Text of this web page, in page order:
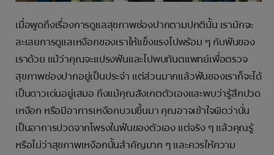
เมื่อพูดถึงเรื่องการดูแลสุขภาพช่องปากตามปกตินั้น เรามักจะ
ละเลยการดูแลเหงือกของเราให้แข็งแรงไปพร้อม ๆ กับฟันของ
เราด้วย แม้ว่าคุณจะแปรงฟันและไปพบทันตแพทย์เพื่อตรวจ
สุขภาพช่องปากอยู่เป็นประจำ แต่ส่วนมากแล้วฟันของเราก็จะได้
เป็นดาวเด่นอยู่เสมอ ถึงแม้คุณสังเกตตัวเองและพบว่ารู้สึกปวด
เหงือก หรือมีอาการเหงือกบวมขึ้นมา คุณอาจเข้าใจผิดว่านั่น
เป็นอาการปวดจากโพรงในฟันของตัวเอง แต่จริง ๆ แล้วคุณรู้
หรือไม่ว่าสุขภาพเหงือกนั้นสำคัญมาก ๆ และควรให้ความ